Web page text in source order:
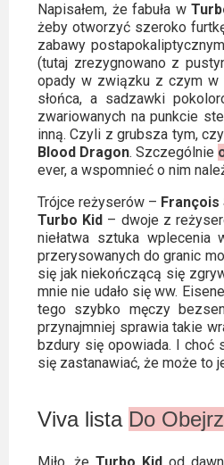
Napisałem, że fabuła w
żeby otworzyć szeroko
zabawy
(tutaj zrezygnowano z
opady w związku z czym w
słońca, a sadzawki
zwariowanych na punkcie
inną. Czyli z grubsza tym,
Blood Dragon. Szczególnie
ever, a wspomnieć o nim
Trójce reżyserów – François
Turbo Kid – dwoje z
niełatwa sztuka wplecenia
przerysowanych do granic
się jak niekończącą się
mnie nie udało się ww.
tego szybko męczy
przynajmniej sprawia takie
bzdury się opowiada. I choć
się zastanawiać, że może to
Viva lista Do